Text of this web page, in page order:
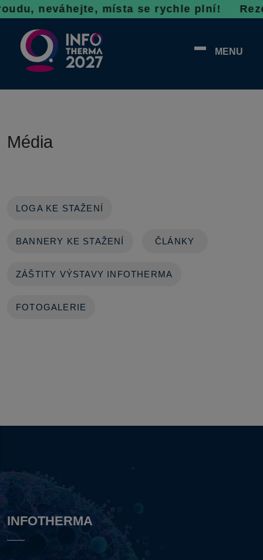
neváhejte, místa se rychle plní!
MENU
Média
LOGA KE STAŽENÍ
BANNERY KE STAŽENÍ ČLÁNKY
ZÁŠTITY VÝSTAVY INFOTHERMA
FOTOGALERIE
INFOTHERMA